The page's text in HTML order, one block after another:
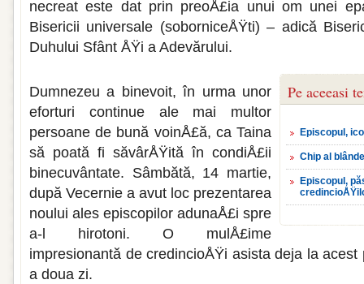
necreat este dat prin preoÅ£ia unui om unei
Bisericii universale (soborniceÅŸti) – adică
Duhului Sfânt ÅŸi a Adevărului.
Pe aceeasi
Episcopul,
Chip al
Episcopul,
Dumnezeu a binevoit, în urma unor
eforturi continue ale mai multor
persoane de bună voinÅ£ă, ca Taina
să poată fi săvârÅŸită în condiÅ£ii
binecuvântate. Sâmbătă, 14 martie,
după Vecernie a avut loc prezentarea
noului ales episcopilor adunaÅ£i spre
a-l hirotoni. O mulÅ£ime
impresionantă de credincioÅŸi asista deja la
a doua zi.